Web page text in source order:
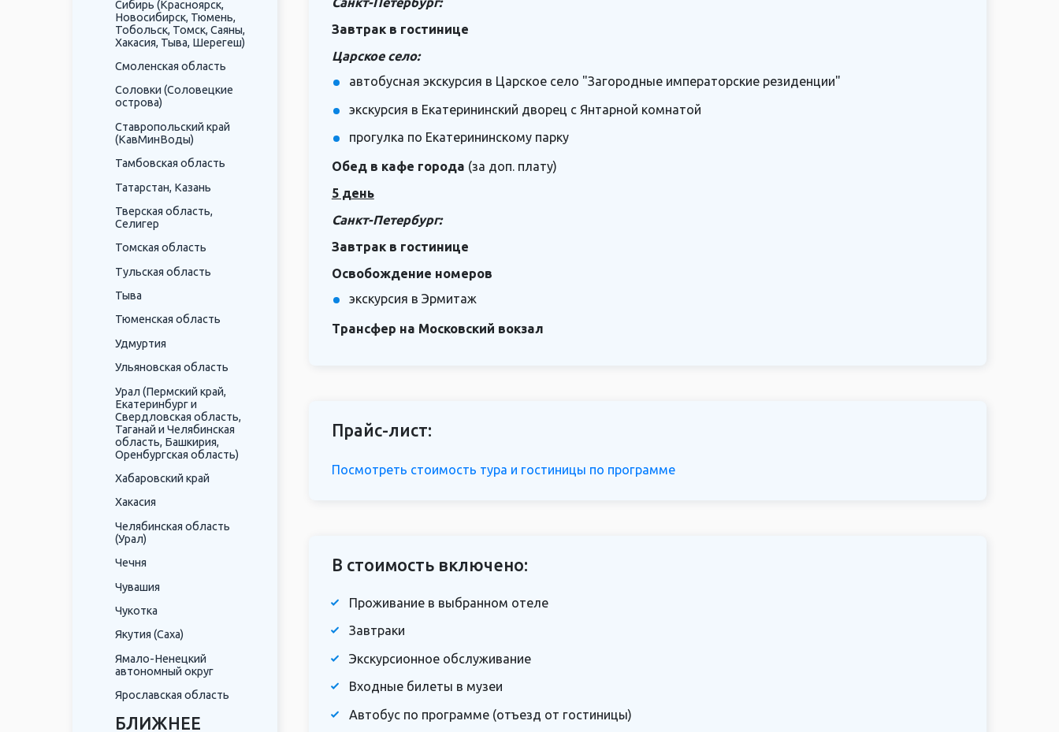
Сибирь (Красноярск,
Новосибирск, Тюмень,
Тобольск, Томск, Саяны,
Хакасия, Тыва, Шерегеш)
Смоленская область
Соловки (Соловецкие
острова)
Ставропольский край
(КавМинВоды)
Тамбовская область
Татарстан, Казань
Тверская область,
Селигер
Томская область
Тульская область
Тыва
Тюменская область
Удмуртия
Ульяновская область
Урал (Пермский край,
Екатеринбург и
Свердловская область,
Таганай и Челябинская
область, Башкирия,
Оренбургская область)
Хабаровский край
Хакасия
Челябинская область
(Урал)
Чечня
Чувашия
Чукотка
Якутия (Саха)
Ямало-Ненецкий
автономный округ
Ярославская область
БЛИЖНЕЕ
Завтрак в гостинице
Царское село:
автобусная экскурсия в Царское село "Загородные императорские резиденции"
экскурсия в Екатерининский дворец с Янтарной комнатой
прогулка по Екатерининскому парку
Обед в кафе города (за доп. плату)
5 день
Санкт-Петербург:
Завтрак в гостинице
Освобождение номеров
экскурсия в Эрмитаж
Трансфер на Московский вокзал
Прайс-лист:
Посмотреть стоимость тура и гостиницы по программе
В стоимость включено:
Проживание в выбранном отеле
Завтраки
Экскурсионное обслуживание
Входные билеты в музеи
Автобус по программе (отъезд от гостиницы)